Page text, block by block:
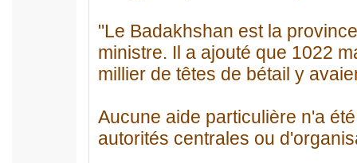
"Le Badakhshan est la
ministre. Il a ajouté que 1022
millier de têtes de bétail y
Aucune aide particulière n'a
autorités centrales ou